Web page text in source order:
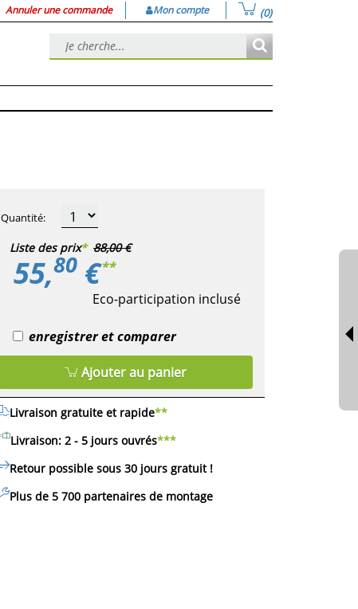
Annuler une commande Mon compte (0)
Liste des prix* 88,00 €
55,80 €**
Eco-participation inclusé
Livraison gratuite et rapide**
Livraison: 2 - 5 jours ouvrés***
Retour possible sous 30 jours gratuit!
Plus de 5 700 partenaires de montage
Quantité:
enregistrer et comparer
Ajouter au panier